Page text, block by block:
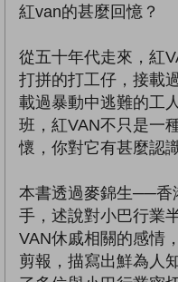
紅van的甚麼回憶？
從五十年代走來，紅
打拼的打工仔，接載
載過暴動中逃難的工
班，紅VAN不只是一
懷，你對它有甚麼認
本書透過麥錦生──香
手，述說對小巴行業
VAN休戚相關的感情
剪報，描寫出鮮為人